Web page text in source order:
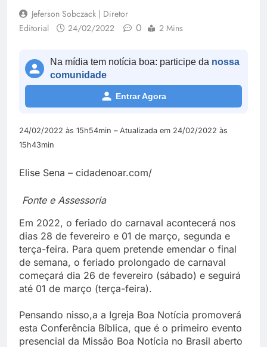
Jeferson Sobczack | Diretor
Editorial
24/02/2022 0 2 Mins
Na mídia tem notícia boa: participe da nossa
comunidade
Entrar Agora
24/02/2022 às 15h54min – Atualizada em 24/02/2022 às
15h43min
Elise Sena – cidadenoar.com/
Fonte e Assessoria
Em 2022, o feriado do carnaval acontecerá nos
dias 28 de fevereiro e 01 de março, segunda e
terça-feira. Para quem pretende emendar o final
de semana, o feriado prolongado de carnaval
começará dia 26 de fevereiro (sábado) e seguirá
até 01 de março (terça-feira).
Pensando nisso,a a Igreja Boa Notícia promoverá
esta Conferência Bíblica, que é o primeiro evento
presencial da Missão Boa Notícia no Brasil aberto